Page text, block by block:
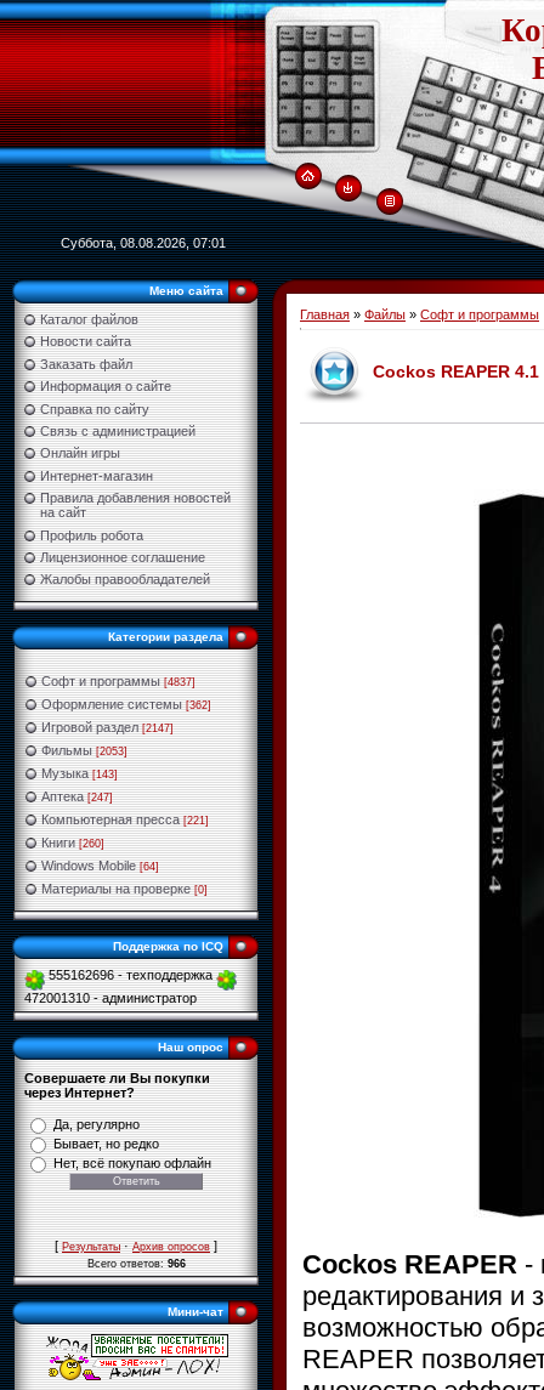
Суббота, 08.08.2026, 07:01
Меню сайта
Каталог файлов
Новости сайта
Заказать файл
Информация о сайте
Справка по сайту
Связь с администрацией
Онлайн игры
Интернет-магазин
Правила добавления новостей
на сайт
Профиль робота
Лицензионное соглашение
Жалобы правообладателей
Категории раздела
Софт и программы [4837]
Оформление системы [362]
Игровой раздел [2147]
Фильмы [2053]
Музыка [143]
Аптека [247]
Компьютерная пресса [221]
Книги [260]
Windows Mobile [64]
Материалы на проверке [0]
Поддержка по ICQ
555162696 - техподдержка
472001310 - администратор
Наш опрос
Совершаете ли Вы покупки
через Интернет?
Да, регулярно
Бывает, но редко
Нет, всё покупаю офлайн
[Результаты·Архив опросов]
Всего ответов:966
Мини-чат
Главная » Файлы » Софт и программы
Cockos REAPER 4.1
Cockos REAPER -
редактирования и
возможностью
REAPER